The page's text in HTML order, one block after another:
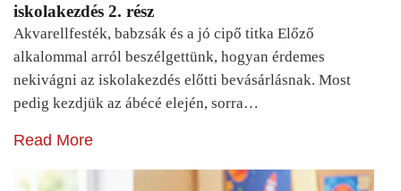
iskolakezdés 2. rész
Akvarellfesték, babzsák és a jó cipő titka Előző
alkalommal arról beszélgettünk, hogyan érdemes
nekivágni az iskolakezdés előtti bevásárlásnak. Most
pedig kezdjük az ábécé elején, sorra…
Read More